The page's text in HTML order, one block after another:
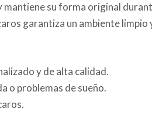
mantiene su forma original
garantiza un ambiente limpio
y de alta calidad.
o problemas de sueño.